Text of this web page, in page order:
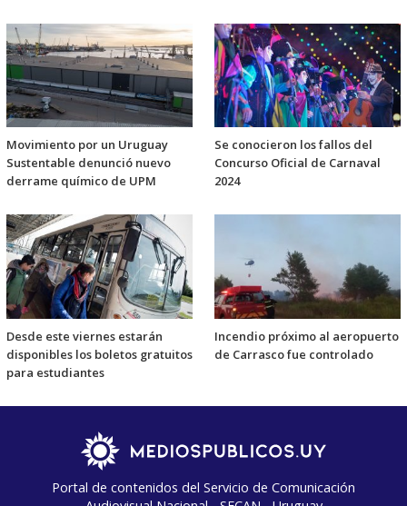
Movimiento por un Uruguay
Sustentable denunció nuevo
derrame químico de UPM
Se conocieron los fallos del
Concurso Oficial de Carnaval
2024
Desde este viernes estarán
disponibles los boletos gratuitos
para estudiantes
Incendio próximo al aeropuerto
de Carrasco fue controlado
Portal de contenidos del Servicio de Comunicación